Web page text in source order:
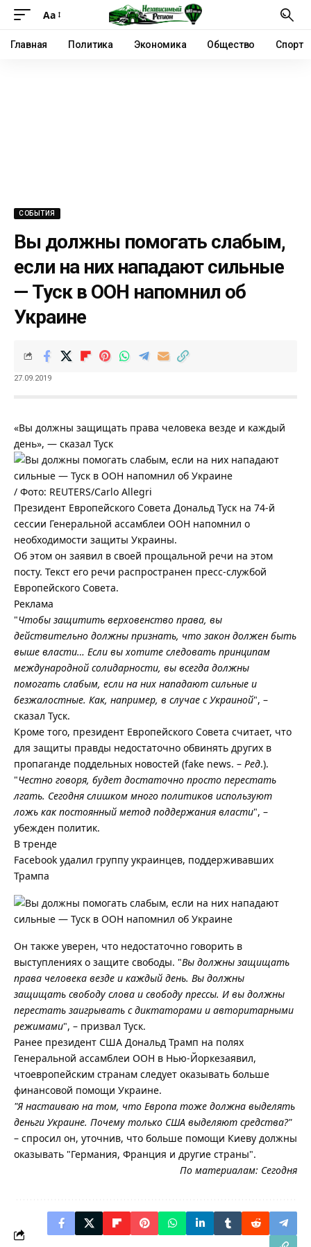
Аа
Главная Политика Экономика Общество Спорт
СОБЫТИЯ
Вы должны помогать слабым,
если на них нападают сильные
— Туск в ООН напомнил об
Украине
27.09.2019
«Вы должны защищать права человека везде и каждый
день», — сказал Туск
/ Фото: REUTERS/Carlo Allegri
Президент Европейского Совета Дональд Туск на 74-й
сессии Генеральной ассамблеи ООН напомнил о
необходимости защиты Украины.
Об этом он заявил в своей прощальной речи на этом
посту. Текст его речи распространен пресс-службой
Европейского Совета.
Реклама
"Чтобы защитить верховенство права, вы
действительно должны признать, что закон должен быть
выше власти… Если вы хотите следовать принципам
международной солидарности, вы всегда должны
помогать слабым, если на них нападают сильные и
безжалостные. Как, например, в случае с Украиной", –
сказал Туск.
Кроме того, президент Европейского Совета считает, что
для защиты правды недостаточно обвинять других в
пропаганде поддельных новостей (fake news. – Ред.).
"Честно говоря, будет достаточно просто перестать
лгать. Сегодня слишком много политиков используют
ложь как постоянный метод поддержания власти", –
убежден политик.
В тренде
Facebook удалил группу украинцев, поддерживавших
Трампа
Он также уверен, что недостаточно говорить в
выступлениях о защите свободы. "Вы должны защищать
права человека везде и каждый день. Вы должны
защищать свободу слова и свободу прессы. И вы должны
перестать заигрывать с диктаторами и авторитарными
режимами", – призвал Туск.
Ранее президент США Дональд Трамп на полях
Генеральной ассамблеи ООН в Нью-Йоркезаявил,
чтоевропейским странам следует оказывать больше
финансовой помощи Украине.
"Я настаиваю на том, что Европа тоже должна выделять
деньги Украине. Почему только США выделяют средства?"
– спросил он, уточнив, что больше помощи Киеву должны
оказывать "Германия, Франция и другие страны".
По материалам: Сегодня